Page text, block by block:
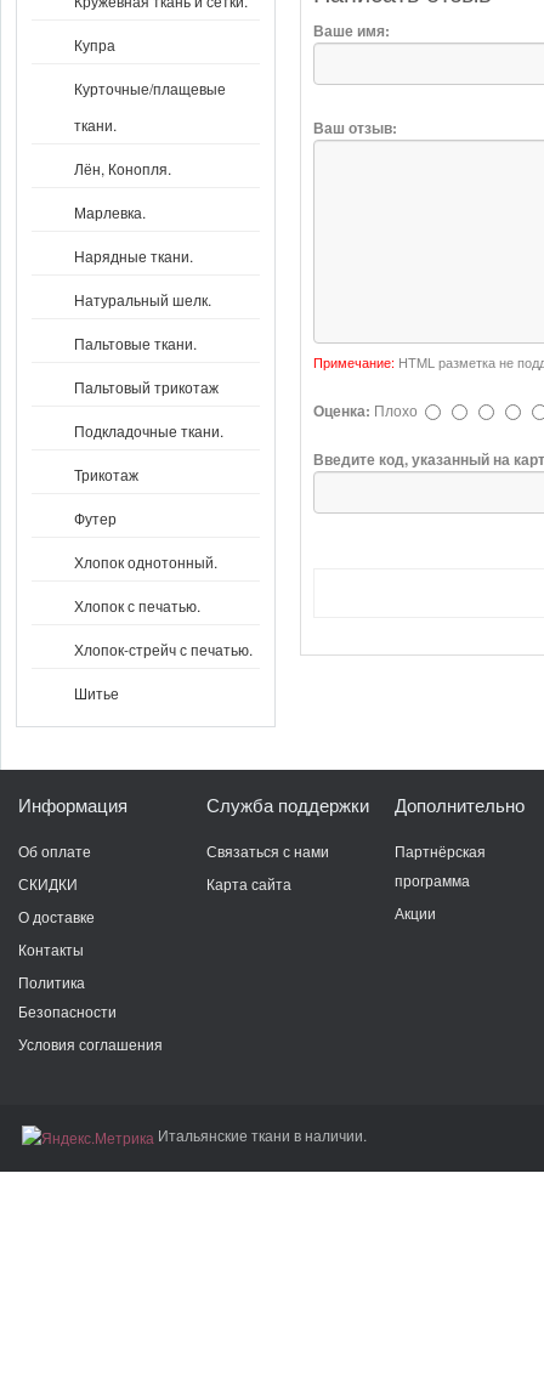
Купра
Курточные/плащевые
ткани.
Лён, Конопля.
Марлевка.
Нарядные ткани.
Натуральный шелк.
Пальтовые ткани.
Пальтовый трикотаж
Подкладочные ткани.
Трикотаж
Футер
Хлопок однотонный.
Хлопок с печатью.
Хлопок-стрейч с печатью.
Шитье
Ваше имя:
Ваш отзыв:
Примечание: HTML разметка не
Оценка: Плохо
Введите код, указанный на
Информация
Об оплате
СКИДКИ
О доставке
Контакты
Политика
Безопасности
Условия соглашения
Служба поддержки
Связаться с нами
Карта сайта
Дополнительно
Партнёрская
программа
Акции
Итальянские ткани в наличии.